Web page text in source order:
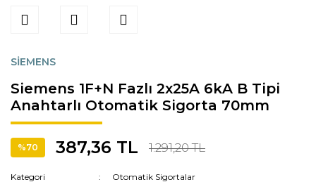
SİEMENS
Siemens 1F+N Fazlı 2x25A 6kA B Tipi
Anahtarlı Otomatik Sigorta 70mm
%70 387,36 TL 1.291,20 TL
Kategori
Otomatik Sigortalar